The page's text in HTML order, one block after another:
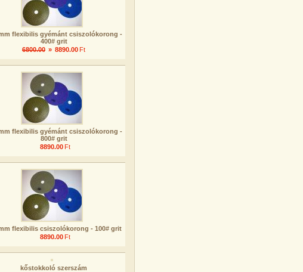
flexibilis gyémánt csiszolókorong -
400# grit
6800.00 » 8890.00 Ft
flexibilis gyémánt csiszolókorong -
800# grit
8890.00 Ft
flexibilis csiszolókorong - 100# grit
8890.00 Ft
kőstokkoló szerszám